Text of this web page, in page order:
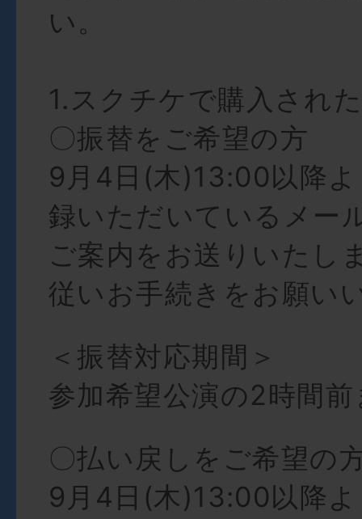
い。
1.スクチケで購入され
〇振替をご希望の方
9月4日(木)13:00以降
録いただいているメー
ご案内をお送りいたし
従いお手続きをお願い
＜振替対応期間＞
参加希望公演の2時間
〇払い戻しをご希望の
9月4日(木)13:00以降